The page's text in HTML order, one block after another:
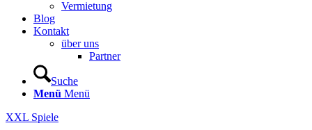
Vermietung
Blog
Kontakt
über uns
Partner
Suche
Menü Menü
XXL Spiele